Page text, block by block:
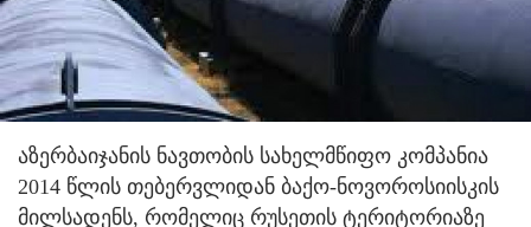
აზერბაიჯანის ნავთობის სახელმწიფო კომპანია
2014 წლის თებერვლიდან ბაქო-ნოვოროსიისკის
მილსადენს, რომელიც რუსეთის ტერიტორიაზე